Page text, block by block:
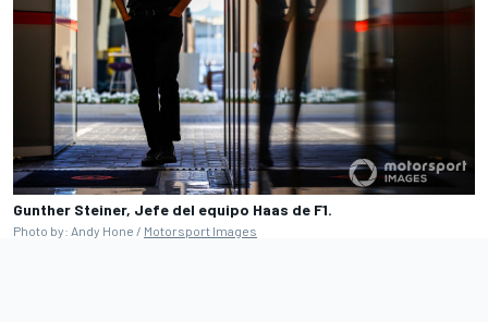
Gunther Steiner, Jefe del equipo Haas de F1.
Photo by: Andy Hone / Motorsport Images